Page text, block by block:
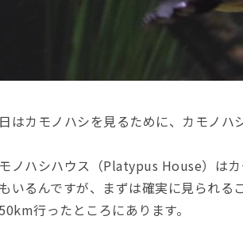
はカモノハシを見るために、カモノ
ノハシハウス（Platypus House）は
いるんですが、まずは確実に見られ
行ったところにあります。